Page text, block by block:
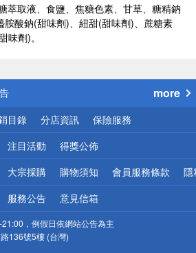
萃取液、食鹽、焦糖色素、甘草、糖精鈉
胺酸鈉(甜味劑)、紐甜(甜味劑)、蔗糖素
味劑)。
配送
！請小心！
more
目錄 分店資訊 保險服務
注目活動 得獎公佈
大宗採購 購物須知 會員服務條款 隱
服務公告 意見信箱
，例假日依網站公告為主
136號5樓 (台灣)